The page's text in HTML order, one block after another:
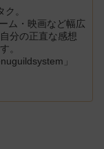
。
ム・映画など幅広
分の正直な感想
。
」